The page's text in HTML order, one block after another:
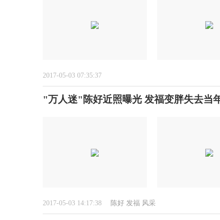
2017-05-03 07:35:37
"万人迷"陈好近照曝光 发福变胖失去当
2017-05-03 14:17:38 陈好 发福 风采